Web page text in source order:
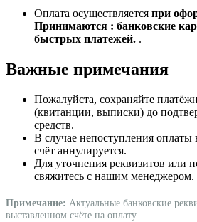
Оплата осуществляется при
Принимаются : банковские
быстрых платежей. .
Важные примечания
Пожалуйста, сохраняйте
(квитанции, выписки) до
средств.
В случае непоступления оплаты
счёт аннулируется.
Для уточнения реквизитов или
свяжитесь с нашим менеджером.
Примечание: Актуальные банковские
выставленном счёте на оплату.